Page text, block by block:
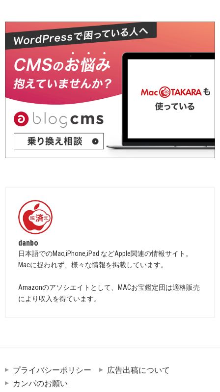
danbo
日本語でのMac,iPhone,iPad などApple関連の情報サイト。
Macに捉われず、様々な情報を掲載しています。
Amazonのアソシエイトとして、MACお宝鑑定団は適格販売
により収入を得ています。
プライバシーポリシー
広告出稿について
カンパのお願い